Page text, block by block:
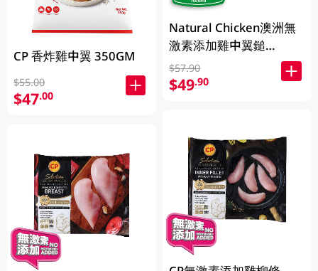
CP 香炸雞中翼 350GM
$55.00
$47.00
Natural Chicken澳洲無
激素添加雞中翼鎚
400GM
$57.90
$49.90